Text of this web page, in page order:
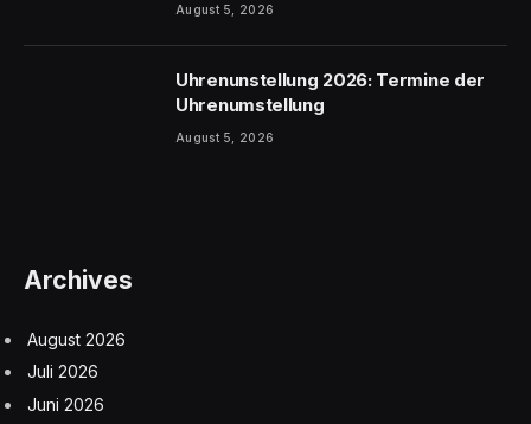
August 5, 2026
Uhrenunstellung 2026: Termine der
Uhrenumstellung
August 5, 2026
Archives
August 2026
Juli 2026
Juni 2026